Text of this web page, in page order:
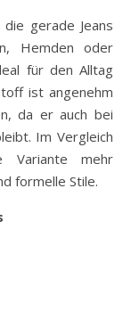
gerade Jeans
Hemden oder
für den Alltag
ist angenehm
da er auch bei
Im Vergleich
Variante mehr
formelle Stile.